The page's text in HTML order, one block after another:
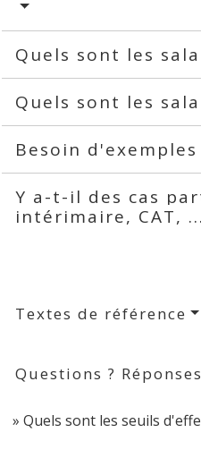
Quels sont les
Quels sont les
Besoin d'exemples
Y a-t-il des cas
intérimaire, CAT,
Textes de référence
Questions ?
Quels sont les seuils